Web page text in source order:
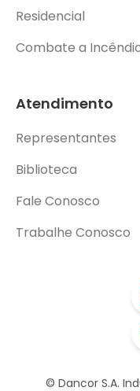
© Dancor S.A.
Residencial
Combate a
Atendimento
Representantes
Biblioteca
Fale Conosco
Trabalhe Conosco